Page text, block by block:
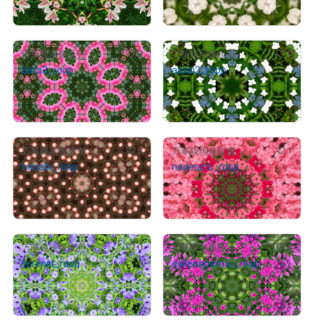
売出し（初回販売） 売出し（初回販売）
万華鏡画像販売 0
bara3_roop
¥500
売出し（初回販売）
万華鏡画像販売 0
ajisai2_roop
¥500
売出し（初回販売）
万華鏡画像販売 0
hanabi_roop
¥500
売出し（初回販売）
万華鏡画像販売 1
nadesico_roop
¥500
売出し（初回販売）
万華鏡画像販売 0
torenia_roop
¥500
売出し（初回販売）
万華鏡画像販売 0
osteospermu_roop
¥1,000
売出し（初回販売）